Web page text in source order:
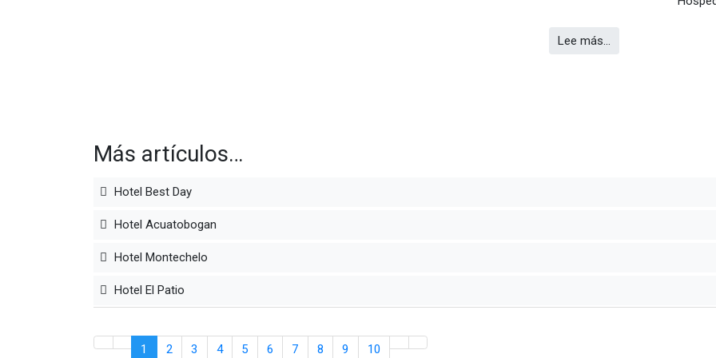
Lee más…
Más artículos…
Hotel Best Day
Hotel Acuatobogan
Hotel Montechelo
Hotel El Patio
1 2 3 4 5 6 7 8 9 10